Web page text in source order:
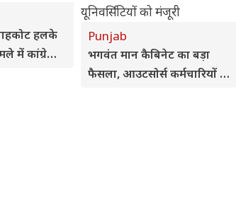
हलके
में कांग्रेसी
Punjab
भगवंत मान कैबिनेट का बड़ा
फैसला, आउटसोर्स कर्मचारियों के